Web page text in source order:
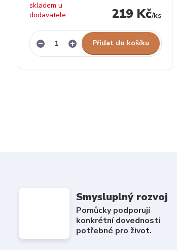
219 Kč/ks
skladem u
dodavatele
Přidat do košíku
Smysluplný rozvoj
Pomůcky podporují
konkrétní dovednosti
potřebné pro život.